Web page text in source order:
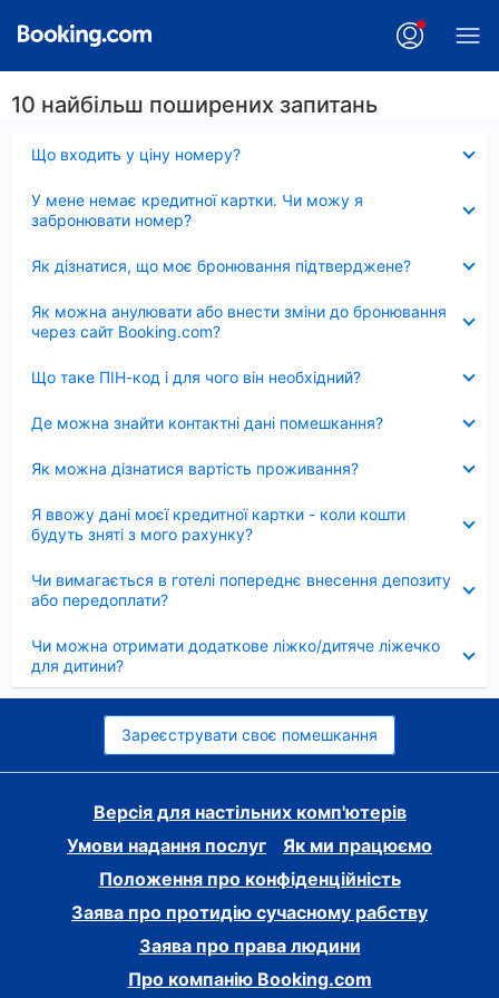
10 найбільш поширених запитань
Що входить у ціну номеру?
У мене немає кредитної картки. Чи можу я
забронювати номер?
Як дізнатися, що моє бронювання підтверджене?
Як можна анулювати або внести зміни до бронювання
через сайт Booking.com?
Що таке ПІН-код і для чого він необхідний?
Де можна знайти контактні дані помешкання?
Як можна дізнатися вартість проживання?
Я ввожу дані моєї кредитної картки - коли кошти
будуть зняті з мого рахунку?
Чи вимагається в готелі попереднє внесення депозиту
або передоплати?
Чи можна отримати додаткове ліжко/дитяче ліжечко
для дитини?
Зареєструвати своє помешкання
Версія для настільних комп'ютерів
Умови надання послуг
Як ми працюємо
Положення про конфіденційність
Заява про протидію сучасному рабству
Заява про права людини
Про компанію Booking.com